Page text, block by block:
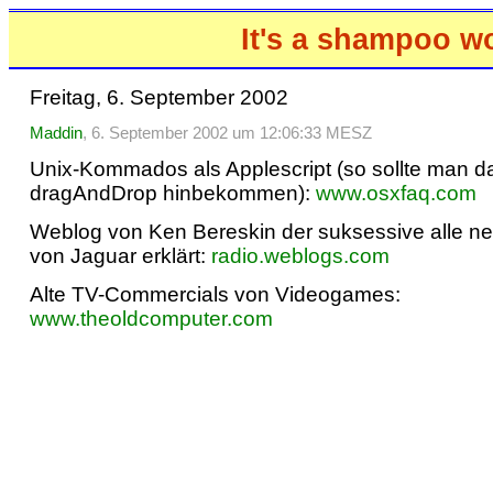
It's a shampoo
Freitag, 6. September 2002
Maddin, 6. September 2002 um 12:06:33 MESZ
Unix-Kommados als Applescript (so sollte man
dragAndDrop hinbekommen): www.osxfaq.com
Weblog von Ken Bereskin der suksessive alle
von Jaguar erklärt: radio.weblogs.com
Alte TV-Commercials von Videogames:
www.theoldcomputer.com